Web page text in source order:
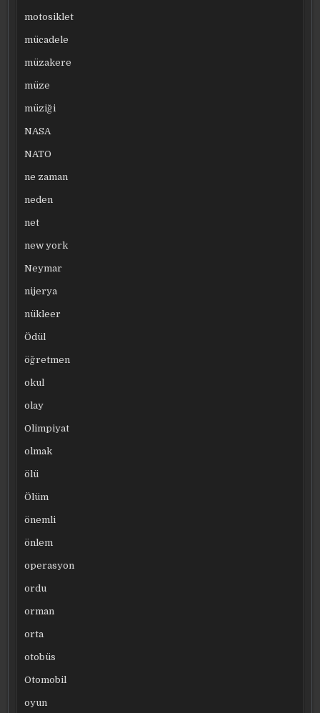
motosiklet
mücadele
müzakere
müze
müziği
NASA
NATO
ne zaman
neden
net
new york
Neymar
nijerya
nükleer
Ödül
öğretmen
okul
olay
Olimpiyat
olmak
ölü
Ölüm
önemli
önlem
operasyon
ordu
orman
orta
otobüs
Otomobil
oyun